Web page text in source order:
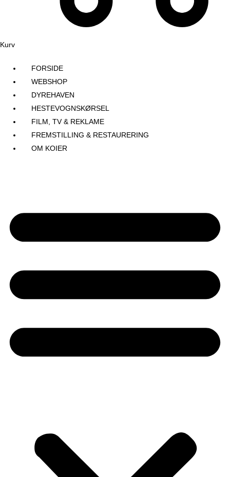
Kurv
FORSIDE
WEBSHOP
DYREHAVEN
HESTEVOGNSKØRSEL
FILM, TV & REKLAME
FREMSTILLING & RESTAURERING​
OM KOIER